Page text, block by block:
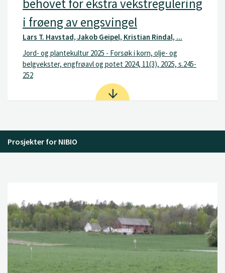
behovet for ekstra vekstregulering
i frøeng av engsvingel
Lars T. Havstad, Jakob Geipel, Kristian Rindal, ...
Jord- og plantekultur 2025 - Forsøk i korn, olje- og
belgvekster, engfrøavl og potet 2024, 11(3), 2025, s.245-
252
Prosjekter for NIBIO